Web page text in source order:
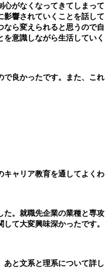
心がなくなってきてしまって
影響されていくことを話して
なら変えられると思うので自
意識しながら生活していく
で良かったです。また、これ
キャリア教育を通してよくわ
た。就職先企業の業種と専攻
て大変興味深かったです。
あと文系と理系について詳し